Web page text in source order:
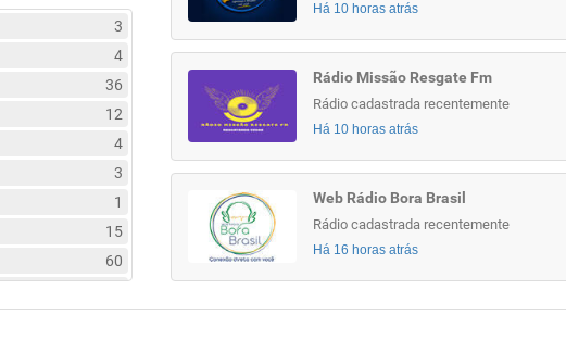
3
4
36
12
4
3
1
15
60
Há 10 horas atrás
Rádio Missão Resgate Fm
Rádio cadastrada recentemente
Há 10 horas atrás
Web Rádio Bora Brasil
Rádio cadastrada recentemente
Há 16 horas atrás